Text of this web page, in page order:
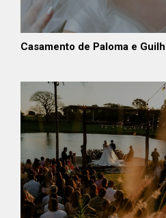
Casamento de Paloma e